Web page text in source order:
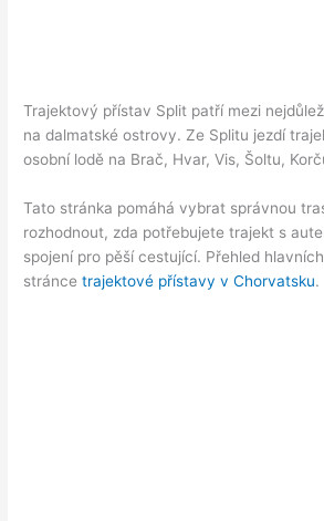
Trajektový přístav Split patří mezi
na dalmatské ostrovy. Ze Splitu jezdí
osobní lodě na Brač, Hvar, Vis, Šoltu,
Tato stránka pomáhá vybrat správnou
rozhodnout, zda potřebujete trajekt s
spojení pro pěší cestující. Přehled
stráncetrajektové přístavy v Chorvatsku.